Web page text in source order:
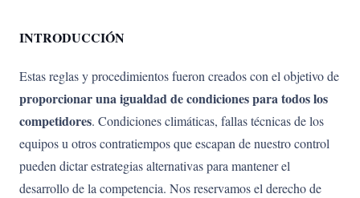
INTRODUCCIÓN
Estas reglas y procedimientos fueron creados con el objetivo de
proporcionar una igualdad de condiciones para todos los
competidores. Condiciones climáticas, fallas técnicas de los
equipos u otros contratiempos que escapan de nuestro control
pueden dictar estrategias alternativas para mantener el
desarrollo de la competencia. Nos reservamos el derecho de